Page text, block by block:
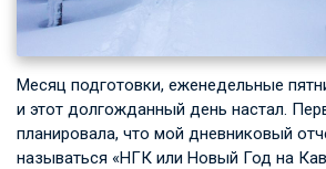
Месяц подготовки, еженедельные
и этот долгожданный день настал.
планировала, что мой дневниковый
называться «НГК или Новый Год на